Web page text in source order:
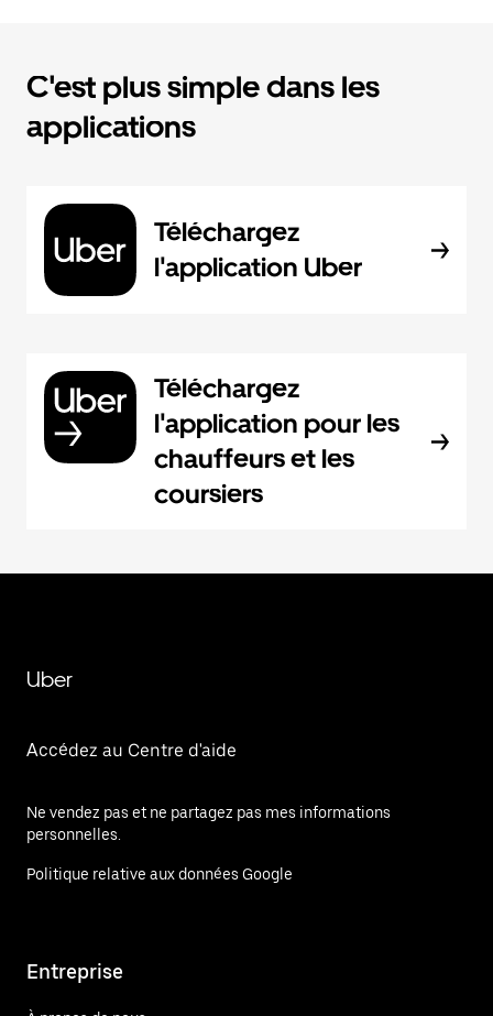
C'est plus simple dans les
applications
Téléchargez
l'application Uber
Téléchargez
l'application pour les
chauffeurs et les
coursiers
Uber
Accédez au Centre d'aide
Ne vendez pas et ne partagez pas mes informations
personnelles.
Politique relative aux données Google
Entreprise